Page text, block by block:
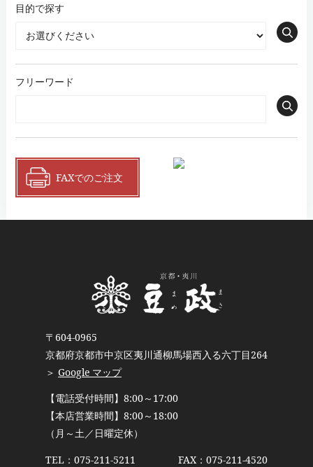
目的で探す
フリーワード
FAXでのご注文
〒604-0965
京都府京都市中京区夷川通柳馬場西入る六丁目264
＞ Google マップ
【電話受付時間】8:00～17:00
【本店営業時間】8:00～18:00
（月～土／日曜定休）
TEL： 075-211-5211
FAX：075-211-4520